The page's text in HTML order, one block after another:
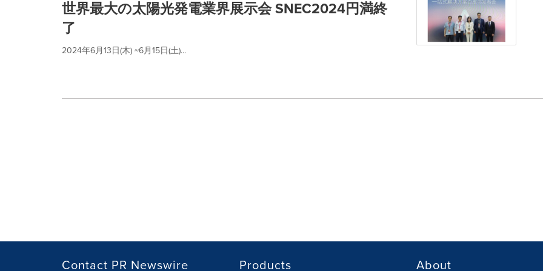
世界最大の太陽光発電業界展示会 SNEC2024円満終
了
2024年6月13日(木) ~6月15日(土)...
Contact PR Newswire Products About